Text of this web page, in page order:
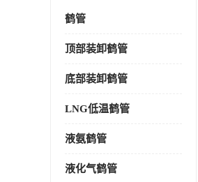
鹤管
顶部装卸鹤管
底部装卸鹤管
LNG低温鹤管
液氨鹤管
液化气鹤管